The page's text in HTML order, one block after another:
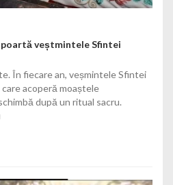
veștmintele Sfintei
În fiecare an, veșmintele Sfintei
acoperă moaștele
după un ritual sacru.